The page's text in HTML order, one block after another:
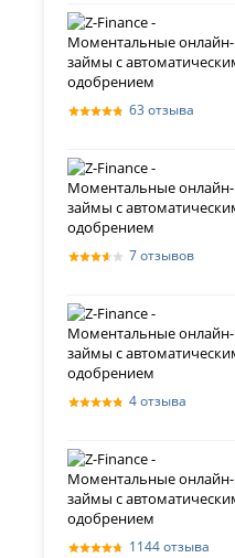
63 отзыва
7 отзывов
4 отзыва
1144 отзыва